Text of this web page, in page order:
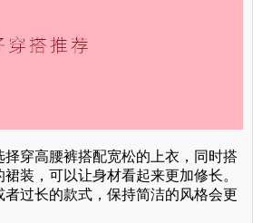
穿高腰裤搭配宽松的上衣，同时搭
装，可以让身材看起来更加修长。
过长的款式，保持简洁的风格会更